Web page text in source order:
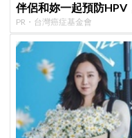
伴侶和妳一起預防HPV
PR・台灣癌症基金會